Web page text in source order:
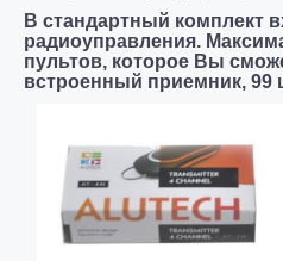
В стандартный комплект
радиоуправления.
пультов, которое Вы
встроенный приемник, 99